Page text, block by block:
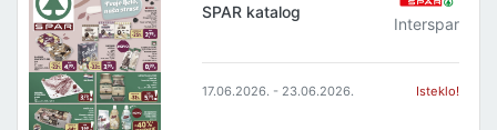
SPAR katalog
Interspar
17.06.2026. - 23.06.2026. Isteklo!